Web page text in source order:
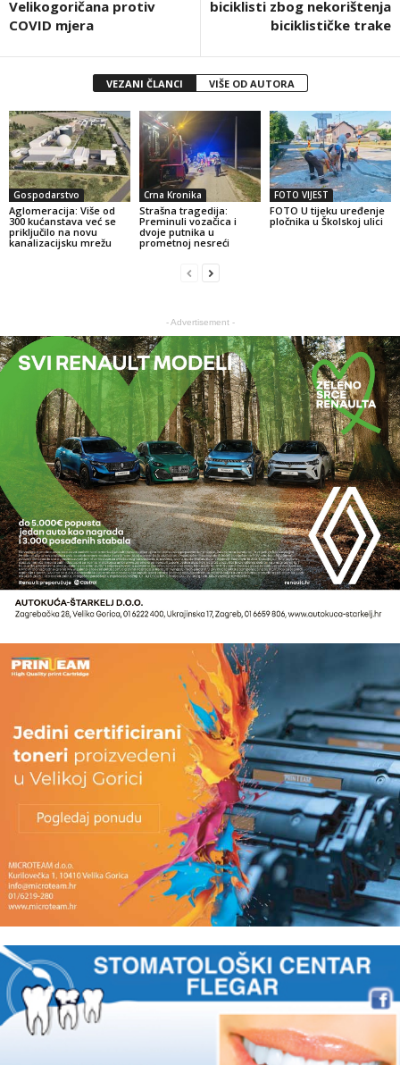
Velikogoričana protiv
COVID mjera
biciklisti zbog nekorištenja
biciklističke trake
VEZANI ČLANCI VIŠE OD AUTORA
Gospodarstvo
Aglomeracija: Više od
300 kućanstava već se
priključilo na novu
kanalizacijsku mrežu
Crna Kronika
Strašna tragedija:
Preminuli vozačica i
dvoje putnika u
prometnoj nesreći
FOTO VIJEST
FOTO U tijeku uređenje
pločnika u Školskoj ulici
- Advertisement -